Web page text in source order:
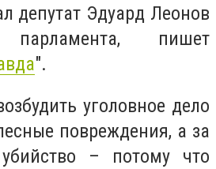
депутат Эдуард Леонов
пишет
".
уголовное дело
повреждения, а за
– потому что